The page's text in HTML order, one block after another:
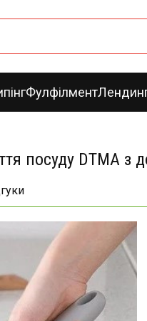
Фулфілмент
посуду DTMA з